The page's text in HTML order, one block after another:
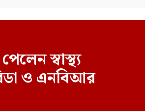
স্বাস্থ্য
ও এনবিআর